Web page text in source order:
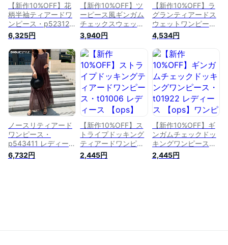
【新作10%OFF】花
柄半袖ティアードワ
ンピース・p523125
レディース 【ops】
韓国ファッション ワ
ンピース 花柄 小柄
半袖 ティアード ロ
ング丈 ラウンドネッ
ク デイジー 大人 ガ
ーリー キュート カ
ジュアル パフ スリ
ーブ ギャザー 春 夏
カジュアル STYLE
6,325円
【新作10%OFF】ツ
ーピース風ギンガム
チェックスウェット
ワンピース・
p489845 レディー
ス 【ops】 韓国ファ
ッション ワンピース
ツーピース スウェッ
ト スカート ギンガ
ムチェック ロング丈
長袖 切り替え お出
かけ 春 マタニティ
レジャー カジュアル
STYLE
3,940円
【新作10%OFF】ラ
グランティアードス
ウェットワンピー
ス・t01370 レディ
ース 【ops】 韓国フ
ァッション ワンピー
ス ロング丈 ラウン
ドネック スウェット
長袖 ラグランスリー
ブ ティアード Aライ
ン 体型カバー 無地
ガーリー キュート
ボリューム 春 秋 セ
ール
4,534円
ノースリティアード
ワンピース・
p543411 レディース
【ops】 韓国ファッ
ション ワンピース
6,732円
【新作10%OFF】ス
トライプドッキング
ティアードワンピー
ス・t01006 レディ
ース 【ops】 韓国フ
2,445円
【新作10%OFF】ギ
ンガムチェックドッ
キングワンピース・
t01922 レディース
【ops】ワンピース
2,445円